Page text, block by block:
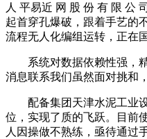
人 平易近 网 股 份 有 限 公
起首穿孔爆破，跟着手艺的
流程无人化编组运转，正在
系统对数据依赖性强，精
消息联系我们虽然面对挑和
配备集团天津水泥工业设
位，实现了质的飞跃。目前
人因操做不熟练，亟待通过